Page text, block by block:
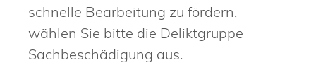
schnelle Bearbeitung zu fördern,
wählen Sie bitte die Deliktgruppe
Sachbeschädigung aus.